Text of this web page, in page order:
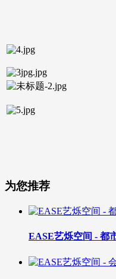
为您推荐
EASE艺烁空间 - 都